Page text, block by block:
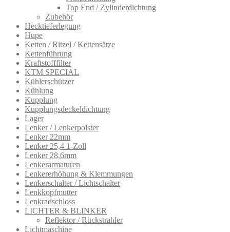
Top End / Zylinderdichtung
Zubehör
Hecktieferlegung
Hupe
Ketten / Ritzel / Kettensätze
Kettenführung
Kraftstofffilter
KTM SPECIAL
Kühlerschützer
Kühlung
Kupplung
Kupplungsdeckeldichtung
Lager
Lenker / Lenkerpolster
Lenker 22mm
Lenker 25,4 1-Zoll
Lenker 28,6mm
Lenkerarmatur​en
Lenkererhöhung & Klemmungen
Lenkerschalter / Lichtschalter
Lenkkopfmutter
Lenkradschloss
LICHTER & BLINKER
Reflektor / Rückstrahler
Lichtmaschine